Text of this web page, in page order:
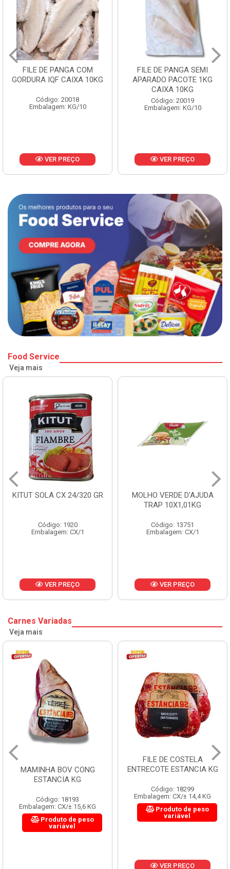
FILE DE PANGA SEMI
APARADO PACOTE 1KG
Código: 20019
Embalagem: KG/10
VER PREÇO
POLACA DESFIADA
PESCAMARES PCT5KG
CX10KG
Código: 20161
Embalagem: KG/10
VER PREÇO
Food Service
Veja mais
CX 24/320 GR
Código: 1920
CX/1
VER PREÇO
MOLHO VERDE D'AJUDA
TRAP 10X1,01KG
Código: 13751
Embalagem: CX/1
VER PREÇO
Carnes Variadas
Veja mais
MAMINHA BOV CONG
ESTANCIA KG
Código: 18193
Embalagem: CX/± 15,6 KG
Produto de peso
variável
FILE DE COSTELA
ENTRECOTE ESTANCIA KG
Código: 18299
Embalagem: CX/± 14,4 KG
Produto de peso
variável
VER PREÇO